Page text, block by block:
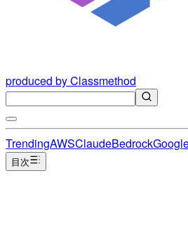
produced by Classmethod
TrendingAWSClaudeBedrock
目次